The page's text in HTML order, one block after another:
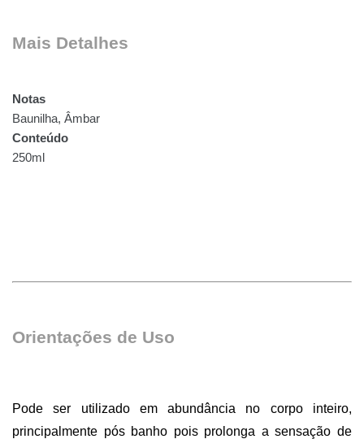
Mais Detalhes
Notas
Baunilha, Âmbar
Conteúdo
250ml
Orientações de Uso
Pode ser utilizado em abundância no corpo inteiro,
principalmente pós banho pois prolonga a sensação de